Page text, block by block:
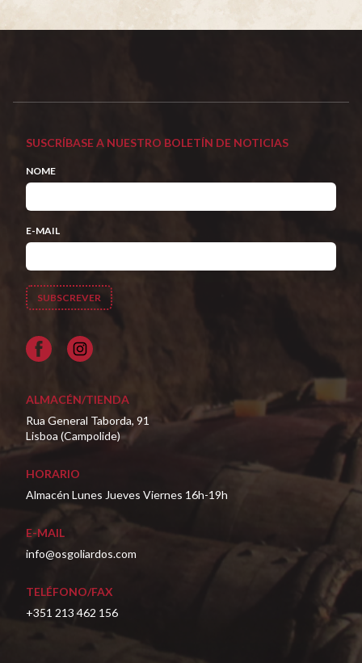
SUSCRÍBASE A NUESTRO BOLETÍN DE NOTICIAS
NOME
E-MAIL
Facebook
ALMACÉN/TIENDA
Rua General Taborda, 91
Lisboa (Campolide)
HORARIO
Almacén Lunes Jueves Viernes 16h-19h
E-MAIL
info@osgoliardos.com
TELÉFONO/FAX
+351 213 462 156